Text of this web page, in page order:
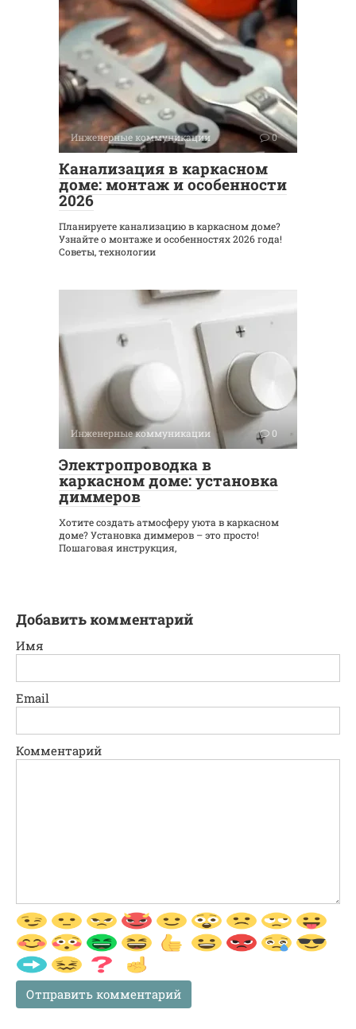
Инженерные коммуникации 0
Канализация в каркасном
доме: монтаж и особенности
2026
Планируете канализацию в каркасном доме?
Узнайте о монтаже и особенностях 2026 года!
Советы, технологии
Инженерные коммуникации 0
Электропроводка в
каркасном доме: установка
диммеров
Хотите создать атмосферу уюта в каркасном
доме? Установка диммеров – это просто!
Пошаговая инструкция,
Добавить комментарий
Имя
Email
Комментарий